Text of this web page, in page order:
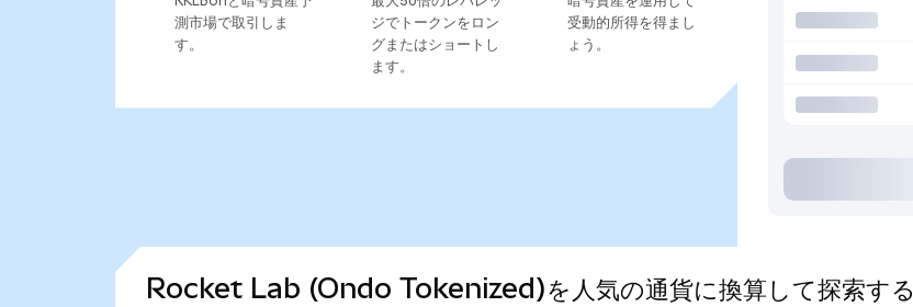
測市場で取引しま
す。
ジでトークンをロン
グまたはショートし
ます。
受動的所得を得まし
ょう。
Rocket Lab (Ondo Tokenized)を人気の通貨に換算して探索する